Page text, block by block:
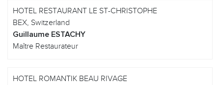
HOTEL RESTAURANT LE ST-CHRISTOPHE
BEX, Switzerland
Guillaume ESTACHY
Maître Restaurateur
HOTEL ROMANTIK BEAU RIVAGE